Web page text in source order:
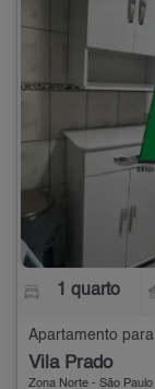
1 quarto
Apartamento
Vila Prado
Zona Norte - São Paulo